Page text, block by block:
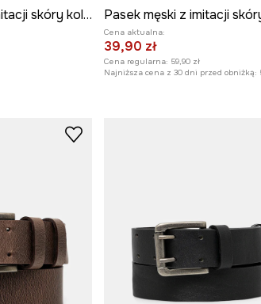
Pasek męski z imitacji skóry kolor czarny
Cena aktualna:
39,90 zł
Cena regularna: 59,90 zł
Najniższa cena z 30 dni przed obniżką: